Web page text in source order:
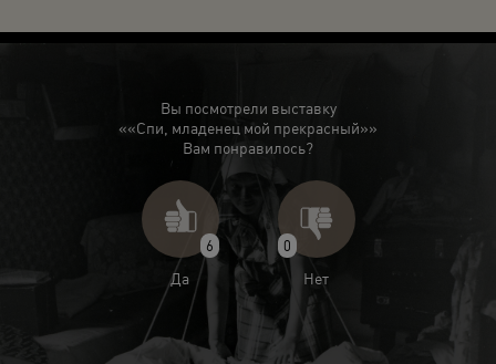
Вы посмотрели выставку
««Спи, младенец мой прекрасный»»
Вам понравилось?
6
Да
0
Нет